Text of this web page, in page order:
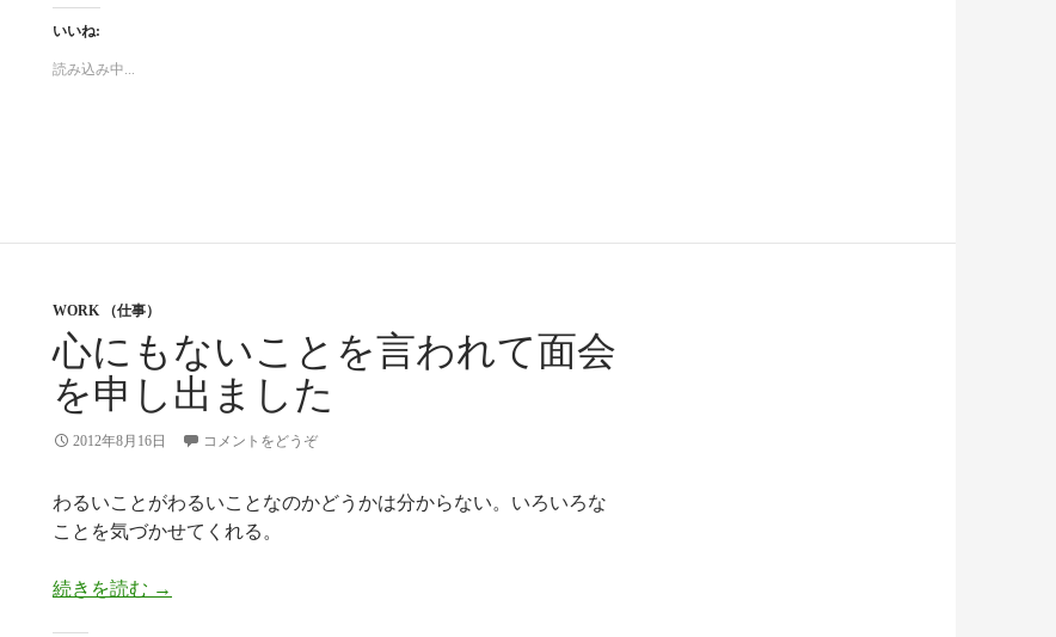
いいね:
読み込み中...
WORK （仕事）
心にもないことを言われて面会
を申し出ました
2012年8月16日 コメントをどうぞ
わるいことがわるいことなのかどうかは分からない。いろいろな
ことを気づかせてくれる。
続きを読む 心にもないことを言われて面会を申し出ました
→